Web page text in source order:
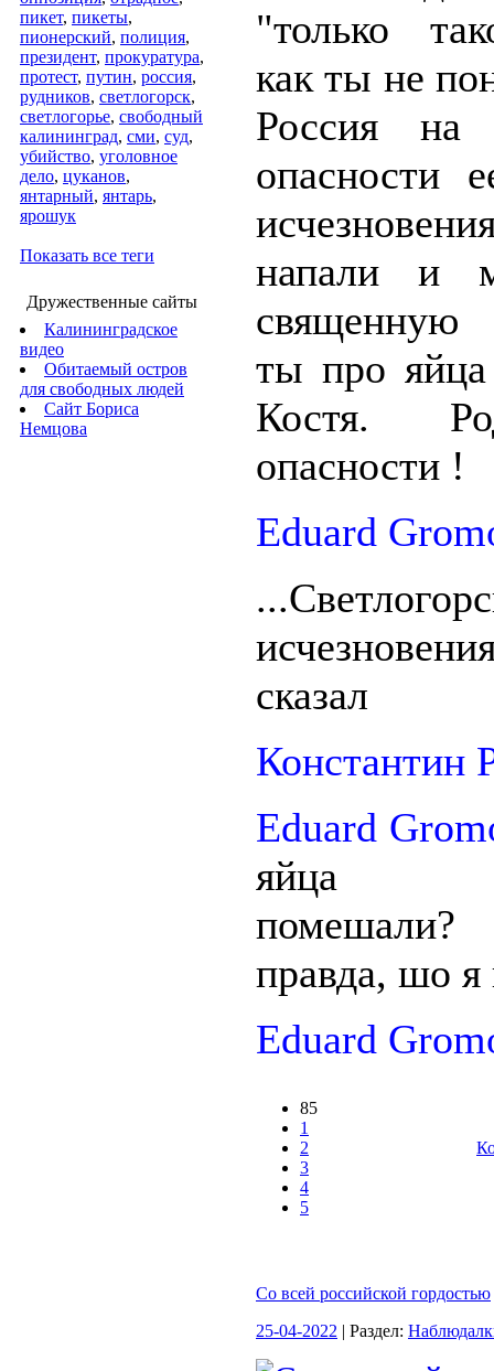
пикет, пикеты,
пионерский, полиция,
президент, прокуратура,
протест, путин, россия,
рудников, светлогорск,
светлогорье, свободный
калининград, сми, суд,
убийство, уголовное
дело, цуканов,
янтарный, янтарь,
ярошук
Показать все теги
Дружественные сайты
Калининградское
видео
Обитаемый остров
для свободных людей
Сайт Бориса
Немцова
"только
как ты не
Россия на
опасности
напали и
ты про
Костя.
опасности !
Eduard
сказал
Константин
Eduard
яйца
правда, шо я
Eduard
85
1
2
3
4
5
Со всей российской гордостью
25-04-2022 | Раздел: